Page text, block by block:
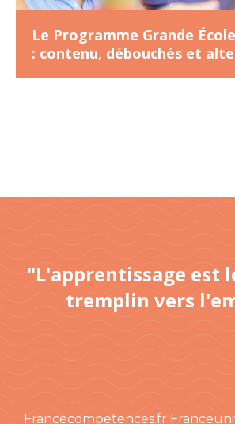
Le Programme Grande
: contenu, débouchés et
"L'apprentissage est
tremplin vers
Francecompetences.fr